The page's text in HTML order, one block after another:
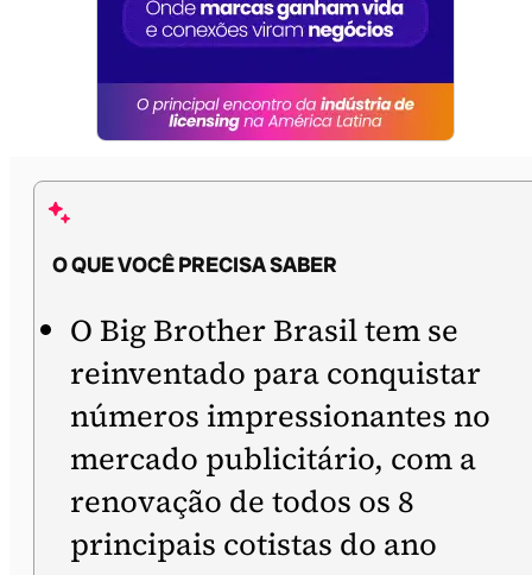
O QUE VOCÊ PRECISA SABER
O Big Brother Brasil tem se
reinventado para conquistar
números impressionantes no
mercado publicitário, com a
renovação de todos os 8
principais cotistas do ano